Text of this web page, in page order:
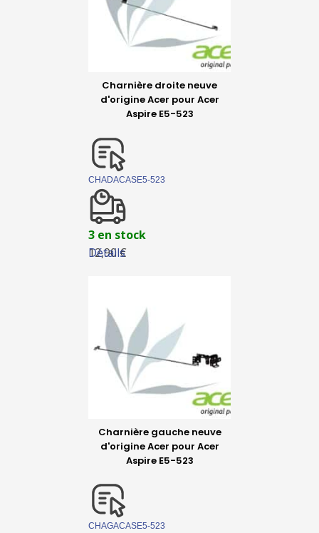
Détails
Charnière droite neuve
d'origine Acer pour Acer
Aspire E5-523
CHADACASE5-523
3 en stock
12,90 €
Charnière gauche neuve
d'origine Acer pour Acer
Aspire E5-523
CHAGACASE5-523